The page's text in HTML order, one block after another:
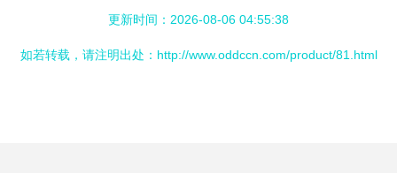
更新时间：2026-08-06 04:55:38
如若转载，请注明出处：http://www.oddccn.com/product/81.html